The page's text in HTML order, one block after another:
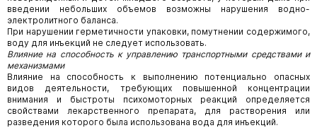
введении небольших объемов возможны нарушения водно-
электролитного баланса.
При нарушении герметичности упаковки, помутнении содержимого,
воду для инъекций не следует использовать.
Влияние на способность к управлению транспортными средствами и
механизмами
Влияние на способность к выполнению потенциально опасных
видов деятельности, требующих повышенной концентрации
внимания и быстроты психомоторных реакций определяется
свойствами лекарственного препарата, для растворения или
разведения которого была использована вода для инъекций.